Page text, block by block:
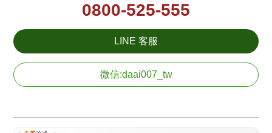
0800-525-555
LINE 客服
微信:daai007_tw